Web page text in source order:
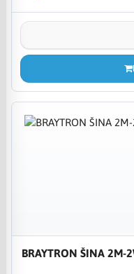
BRAYTRON ŠINA 2M-